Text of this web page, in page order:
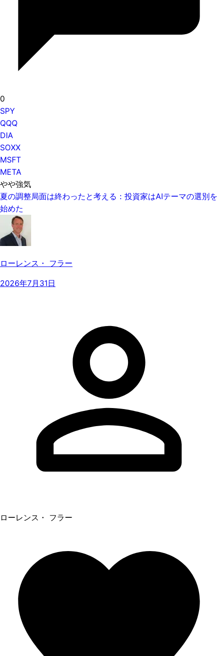
0
SPY
QQQ
DIA
SOXX
MSFT
META
やや強気
夏の調整局面は終わったと考える：投資家はAIテーマの選別を
始めた
ローレンス・ フラー
2026年7月31日
ローレンス・ フラー